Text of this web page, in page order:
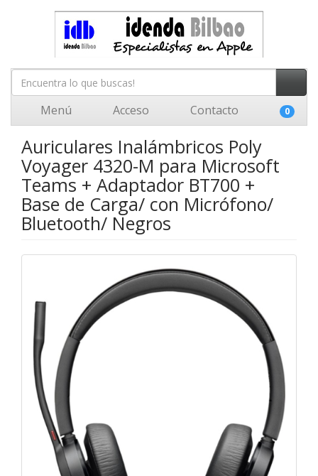
Menú Acceso Contacto 0
Auriculares Inalámbricos Poly
Voyager 4320-M para Microsoft
Teams + Adaptador BT700 +
Base de Carga/ con Micrófono/
Bluetooth/ Negros